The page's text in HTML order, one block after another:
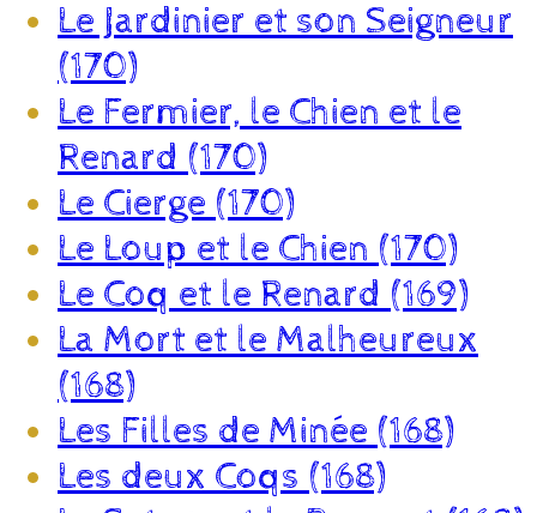
Le Jardinier et son Seigneur
(170)
Le Fermier, le Chien et le
Renard (170)
Le Cierge (170)
Le Loup et le Chien (170)
Le Coq et le Renard (169)
La Mort et le Malheureux
(168)
Les Filles de Minée (168)
Les deux Coqs (168)